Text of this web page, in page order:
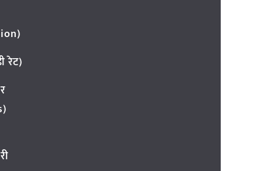
रेट)